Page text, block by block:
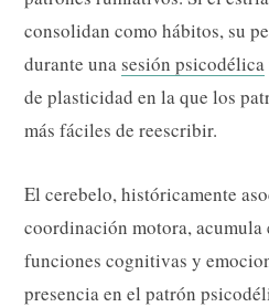
consolidan como hábitos, su
durante una sesión psicodélica
de plasticidad en la que los
más fáciles de reescribir.
El cerebelo, históricamente
coordinación motora,
funciones cognitivas y
presencia en el patrón